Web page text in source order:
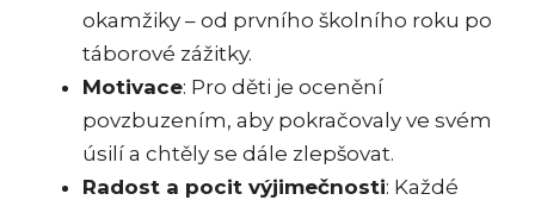
okamžiky – od prvního školního roku po
táborové zážitky.
Motivace: Pro děti je ocenění
povzbuzením, aby pokračovaly ve svém
úsilí a chtěly se dále zlepšovat.
Radost a pocit výjimečnosti: Každé